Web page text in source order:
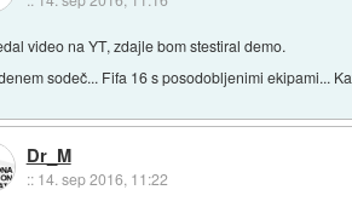
video na YT, zdajle bom stestiral demo.
sodeč... Fifa 16 s posodobljenimi ekipami...
Dr_M
:: 14. sep 2016, 11:22